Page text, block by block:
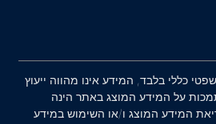
כללי בלבד, המידע אינו מהווה ייעוץ
על המידע המוצג באתר הינה
המידע המוצג ו/או השימוש במידע